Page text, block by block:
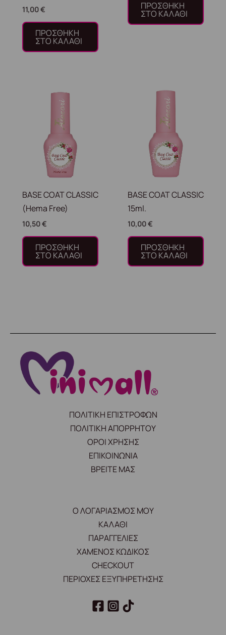
11,00€
ΠΡΟΣΘΉΚΗ
ΣΤΟ ΚΑΛΆΘΙ
ΠΡΟΣΘΉΚΗ
ΣΤΟ ΚΑΛΆΘΙ
BASE COAT CLASSIC
(Hema Free)
10,50€
ΠΡΟΣΘΉΚΗ
ΣΤΟ ΚΑΛΆΘΙ
BASE COAT CLASSIC
15ml.
10,00€
ΠΡΟΣΘΉΚΗ
ΣΤΟ ΚΑΛΆΘΙ
ΠΟΛΙΤΙΚΗ ΕΠΙΣΤΡΟΦΩΝ
ΠΟΛΙΤΙΚΗ ΑΠΟΡΡΗΤΟΥ
ΟΡΟΙ ΧΡΗΣΗΣ
ΕΠΙΚΟΙΝΩΝΙΑ
ΒΡΕΙΤΕ ΜΑΣ
Ο ΛΟΓΑΡΙΑΣΜΟΣ ΜΟΥ
ΚΑΛΑΘΙ
ΠΑΡΑΓΓΕΛΙΕΣ
ΧΑΜΕΝΟΣ ΚΩΔΙΚΟΣ
CHECKOUT
ΠΕΡΙΟΧΕΣ ΕΞΥΠΗΡΕΤΗΣΗΣ